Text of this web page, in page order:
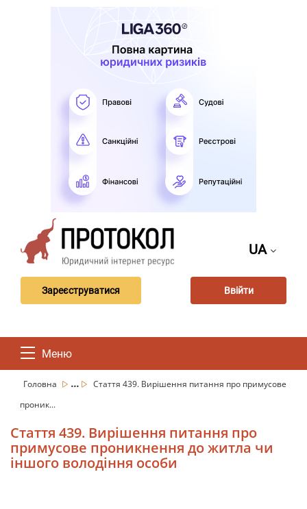
UA
Зареєструватися Ввійти
Меню
Головна ...
Стаття 439. Вирішення питання про примусове
проник...
Стаття 439. Вирішення питання про
примусове проникнення до житла чи
іншого володіння особи